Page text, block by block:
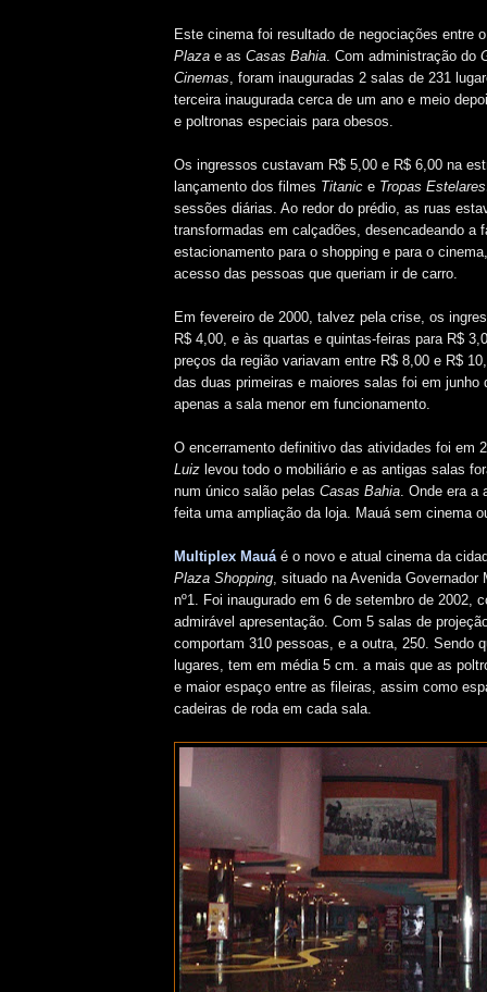
Este cinema foi resultado de negociações entre
Plaza e as Casas Bahia . Com administração do
Cinemas , foram inauguradas 2 salas de 231
terceira inaugurada cerca de um ano e meio
e poltronas especiais para obesos.
Os ingressos custavam R$ 5,00 e R$ 6,00 na
lançamento dos filmes Titanic e Tropas Estelares
sessões diárias. Ao redor do prédio, as ruas
transformadas em calçadões, desencadeando a
estacionamento para o shopping e para o
acesso das pessoas que queriam ir de carro.
Em fevereiro de 2000, talvez pela crise, os
R$ 4,00, e às quartas e quintas-feiras para R$
preços da região variavam entre R$ 8,00 e R$
das duas primeiras e maiores salas foi em junho
apenas a sala menor em funcionamento.
O encerramento definitivo das atividades foi em
Luiz levou todo o mobiliário e as antigas salas
num único salão pelas Casas Bahia . Onde era
feita uma ampliação da loja. Mauá sem cinema
Multiplex Mauá é o novo e atual cinema da
Plaza Shopping , situado na Avenida
nº1. Foi inaugurado em 6 de setembro de 2002,
admirável apresentação. Com 5 salas de
comportam 310 pessoas, e a outra, 250. Sendo
lugares, tem em média 5 cm. a mais que as
e maior espaço entre as fileiras, assim como
cadeiras de roda em cada sala.